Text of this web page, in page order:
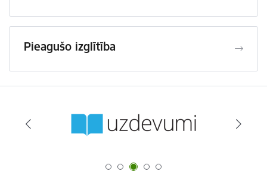
Pieagušo izglītība